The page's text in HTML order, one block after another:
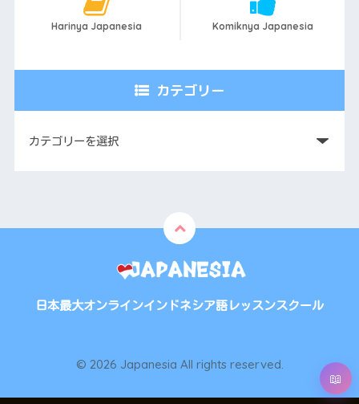
Harinya Japanesia Komiknya Japanesia
カテゴリー
日本最大オンラインインドネシア語レッスンスクール
© 2026 Japanesia All rights reserved.